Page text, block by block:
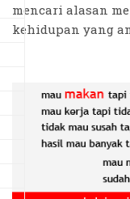
mencari alasan
kehidupan yang